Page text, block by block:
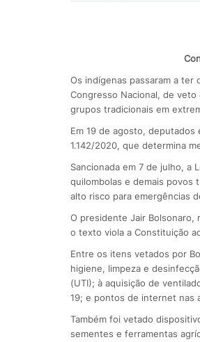
Os indígenas passaram a ter
Congresso Nacional, de
grupos tradicionais em
Em 19 de agosto,
1.142/2020, que determina
Sancionada em 7 de julho, a
quilombolas e demais povos
alto risco para emergências
O presidente Jair
o texto viola a Constituição
Entre os itens vetados por
higiene, limpeza e
(UTI); à aquisição de
19; e pontos de internet nas
Também foi vetado
sementes e ferramentas